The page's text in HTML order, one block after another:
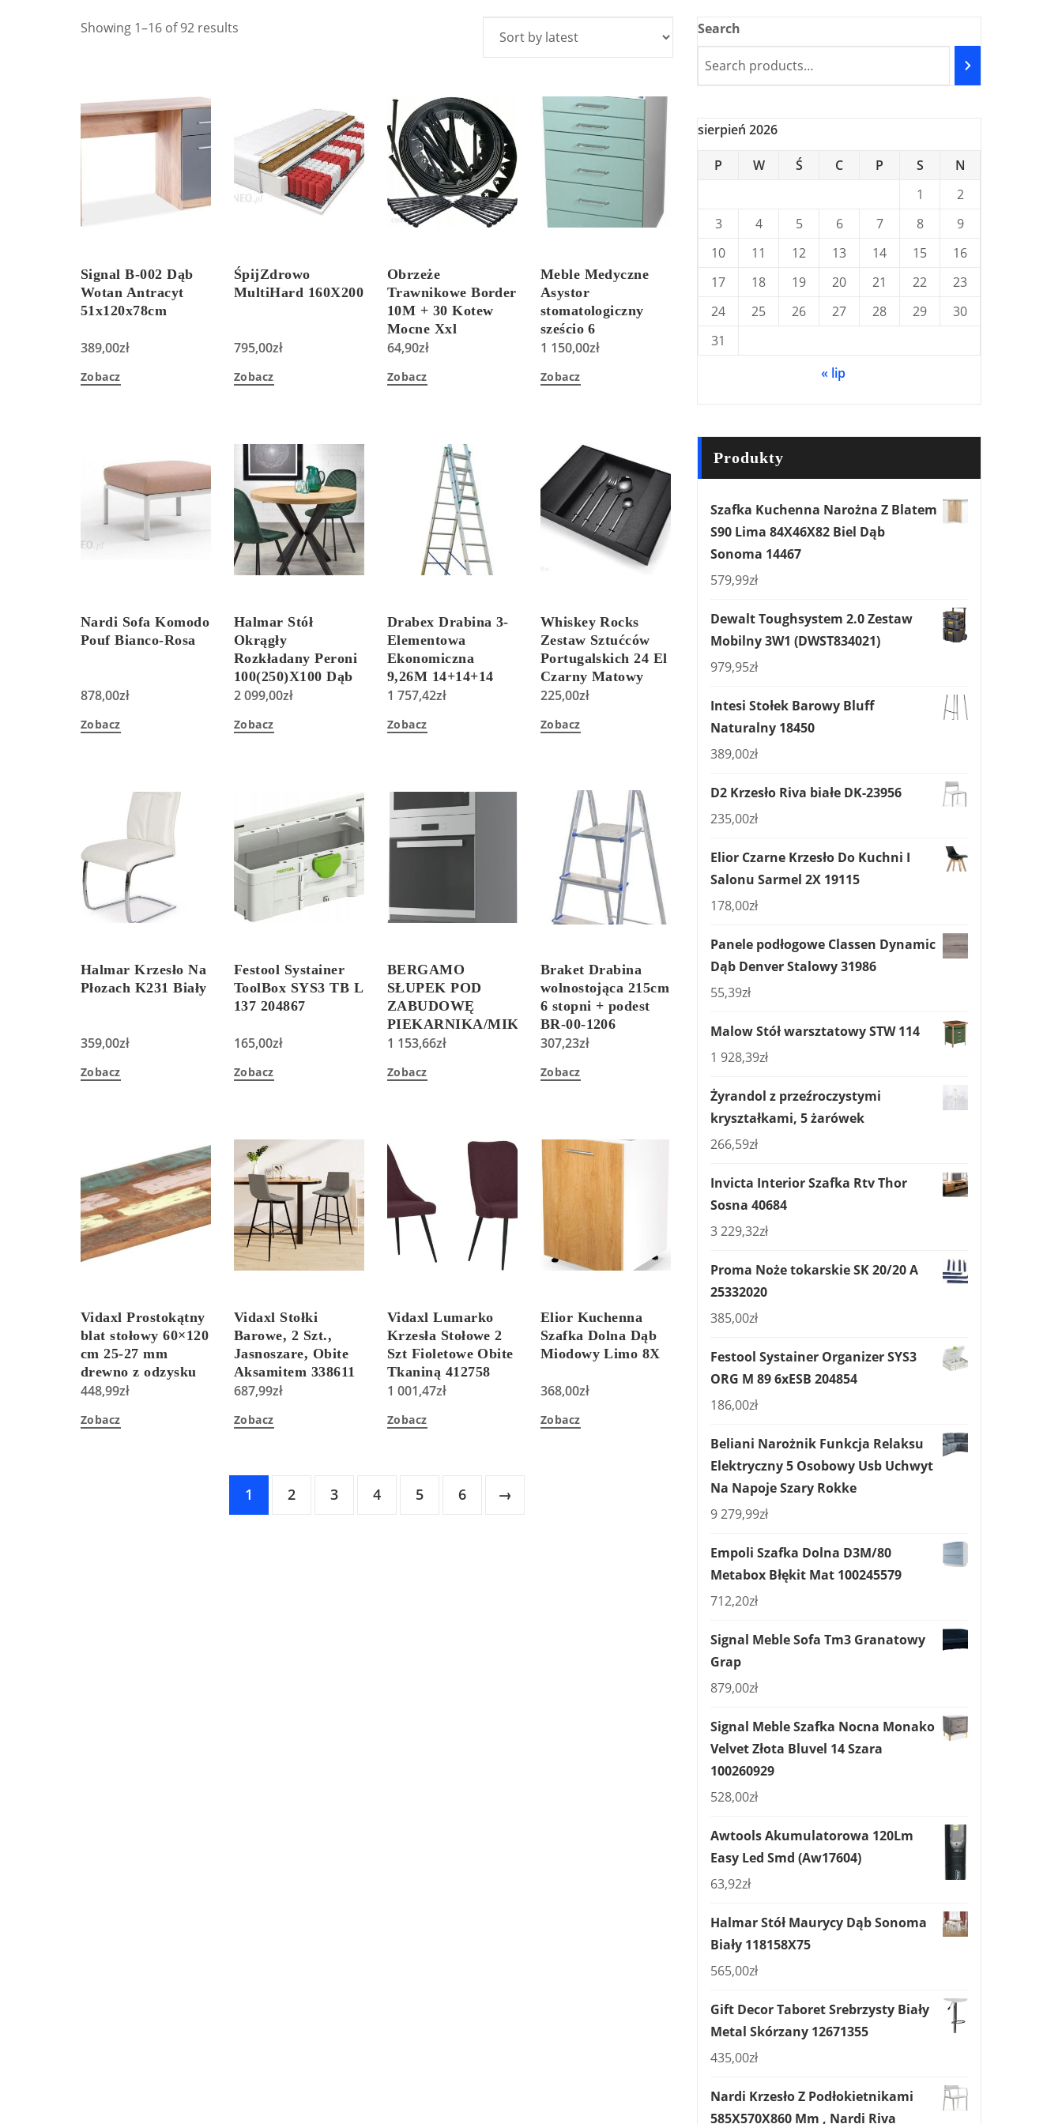
Showing 1–16 of 92 results
Signal B-002 Dąb
Wotan Antracyt
51x120x78cm
389,00zł
Zobacz
ŚpijZdrowo
MultiHard 160X200
795,00zł
Zobacz
Obrzeże
Trawnikowe Border
10M + 30 Kotew
Mocne Xxl
64,90zł
Zobacz
Meble Medyczne
Asystor
stomatologiczny
sześcio 6
szufladowy
1 150,00zł
Zobacz
Nardi Sofa Komodo
Pouf Bianco-Rosa
878,00zł
Zobacz
Halmar Stół
Okrągły
Rozkładany Peroni
100(250)X100 Dąb
Czarny 79904
2 099,00zł
Zobacz
Drabex Drabina 3-
Elementowa
Ekonomiczna
9,26M 14+14+14
(4214)
1 757,42zł
Zobacz
Whiskey Rocks
Zestaw Sztućców
Portugalskich 24 El
Czarny Matowy
225,00zł
Zobacz
Halmar Krzesło Na
Płozach K231 Biały
359,00zł
Zobacz
Festool Systainer
ToolBox SYS3 TB L
137 204867
165,00zł
Zobacz
BERGAMO
SŁUPEK POD
ZABUDOWĘ
PIEKARNIKA/MIKROFALÓWKI
D14/RU/2E 284
MAT
1 153,66zł
Zobacz
Braket Drabina
wolnostojąca 215cm
6 stopni + podest
BR-00-1206
307,23zł
Zobacz
Vidaxl Prostokątny
blat stołowy 60×120
cm 25-27 mm
drewno z odzysku
448,99zł
Zobacz
Vidaxl Stołki
Barowe, 2 Szt.,
Jasnoszare, Obite
Aksamitem 338611
687,99zł
Zobacz
Vidaxl Lumarko
Krzesła Stołowe 2
Szt Fioletowe Obite
Tkaniną 412758
1 001,47zł
Zobacz
Elior Kuchenna
Szafka Dolna Dąb
Miodowy Limo 8X
368,00zł
Zobacz
1 2 3 4 5 6 →
Search
sierpień 2026
P W Ś C P S
N
1
2
3
4 5 6 7 8
9
10
11 12 13 14 15
16
17
18 19 20 21 22
23
24
25 26 27 28 29
30
31
« lip
Produkty
Szafka Kuchenna Narożna Z Blatem
S90 Lima 84X46X82 Biel Dąb
Sonoma 14467
579,99zł
Dewalt Toughsystem 2.0 Zestaw
Mobilny 3W1 (DWST834021)
979,95zł
Intesi Stołek Barowy Bluff
Naturalny 18450
389,00zł
D2 Krzesło Riva białe DK-23956
235,00zł
Elior Czarne Krzesło Do Kuchni I
Salonu Sarmel 2X 19115
178,00zł
Panele podłogowe Classen Dynamic
Dąb Denver Stalowy 31986
55,39zł
Malow Stół warsztatowy STW 114
1 928,39zł
Żyrandol z przeźroczystymi
kryształkami, 5 żarówek
266,59zł
Invicta Interior Szafka Rtv Thor
Sosna 40684
3 229,32zł
Proma Noże tokarskie SK 20/20 A
25332020
385,00zł
Festool Systainer Organizer SYS3
ORG M 89 6xESB 204854
186,00zł
Beliani Narożnik Funkcja Relaksu
Elektryczny 5 Osobowy Usb Uchwyt
Na Napoje Szary Rokke
9 279,99zł
Empoli Szafka Dolna D3M/80
Metabox Błękit Mat 100245579
712,20zł
Signal Meble Sofa Tm3 Granatowy
Grap
879,00zł
Signal Meble Szafka Nocna Monako
Velvet Złota Bluvel 14 Szara
100260929
528,00zł
Awtools Akumulatorowa 120Lm
Easy Led Smd (Aw17604)
63,92zł
Halmar Stół Maurycy Dąb Sonoma
Biały 118158X75
565,00zł
Gift Decor Taboret Srebrzysty Biały
Metal Skórzany 12671355
435,00zł
Nardi Krzesło Z Podłokietnikami
585X570X860 Mm , Nardi Riva